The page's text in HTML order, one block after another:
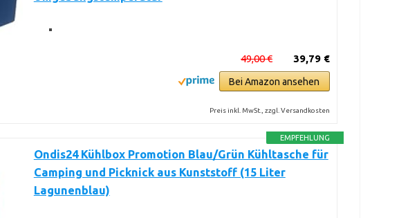
39,79 €
49,00 €
Bei Amazon ansehen
Preis inkl. MwSt., zzgl. Versandkosten
EMPFEHLUNG
Ondis24 Kühlbox Promotion Blau/Grün Kühltasche für
Camping und Picknick aus Kunststoff (15 Liter
Lagunenblau)